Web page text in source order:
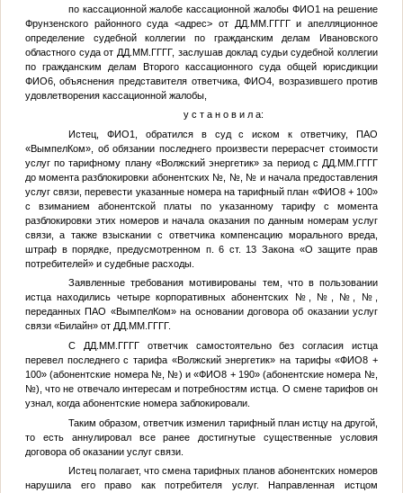
по кассационной жалобе кассационной жалобы ФИО1 на решение
Фрунзенского районного суда<адрес> от ДД.ММ.ГГГГи апелляционное
определение судебной коллегии по гражданским делам Ивановского
областного суда от ДД.ММ.ГГГГ, заслушав доклад судьи судебной коллегии
по гражданским делам Второго кассационного суда общей юрисдикции
ФИО6, объяснения представителя ответчика,ФИО4 , возразившего против
удовлетворения кассационной жалобы,
у с т а н о в и л а:
Истец, ФИО1
, обратился в суд с иском к ответчику, ПАО
«ВымпелКом», об обязании последнего произвести перерасчет стоимости
услуг по тарифному плану «Волжский энергетик» за период с ДД.ММ.ГГГГ
до момента разблокировки абонентских № №, № и начала предоставления
услуг связи, перевести указанные номера на тарифный план «ФИО8+ 100»
с взиманием абонентской платы по указанному тарифу с момента
разблокировки этих номеров и начала оказания по данным номерам услуг
связи, а также взыскании с ответчика компенсацию морального вреда,
штраф в порядке, предусмотренном п. 6 ст. 13 Закона «О защите прав
потребителей» и судебные расходы.
Заявленные требования мотивированы тем, что в пользовании
истца находились четыре корпоративных абонентских
№ № № №
переданных ПАО «ВымпелКом» на основании договора об оказании услуг
связи «Билайн» от ДД.ММ.ГГГГ.
С ДД.ММ.ГГГГответчик самостоятельно без согласия истца
перевел последнего с тарифа «Волжский энергетик» на тарифы «ФИО8 +
100» (абонентские номера № №) и «ФИО8 + 190» (абонентские номера №
№), что не отвечало интересам и потребностям истца. О смене тарифов он
узнал, когда абонентские номера заблокировали.
Таким образом, ответчик изменил тарифный план истцу на другой,
то есть аннулировал все ранее достигнутые существенные условия
договора об оказании услуг связи.
Истец полагает, что смена тарифных планов абонентских номеров
нарушила его право как потребителя услуг. Направленная истцом